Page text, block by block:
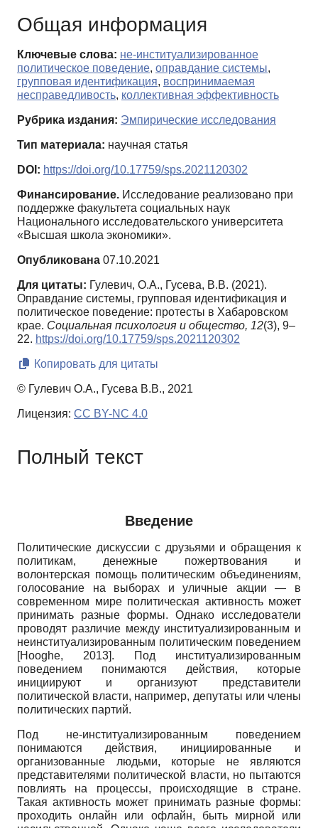
Общая информация
Ключевые слова: не-институализированное
политическое поведение, оправдание системы,
групповая идентификация, воспринимаемая
несправедливость, коллективная эффективность
Рубрика издания: Эмпирические исследования
Тип материала: научная статья
DOI: https://doi.org/10.17759/sps.2021120302
Финансирование. Исследование реализовано при
поддержке факультета социальных наук
Национального исследовательского университета
«Высшая школа экономики».
Опубликована 07.10.2021
Для цитаты: Гулевич, О.А., Гусева, В.В. (2021).
Оправдание системы, групповая идентификация и
политическое поведение: протесты в Хабаровском
крае. Социальная психология и общество, 12(3), 9–
22. https://doi.org/10.17759/sps.2021120302
Копировать для цитаты
© Гулевич О.А., Гусева В.В., 2021
Лицензия: CC BY-NC 4.0
Полный текст
Введение
Политические дискуссии с друзьями и обращения к
политикам, денежные пожертвования и
волонтерская помощь политическим объединениям,
голосование на выборах и уличные акции — в
современном мире политическая активность может
принимать разные формы. Однако исследователи
проводят различие между институализированным и
неинституализированным политическим поведением
[Hooghe, 2013]. Под институализированным
поведением понимаются действия, которые
инициируют и организуют представители
политической власти, например, депутаты или члены
политических партий.
Под не-институализированным поведением
понимаются действия, инициированные и
организованные людьми, которые не являются
представителями политической власти, но пытаются
повлиять на процессы, происходящие в стране.
Такая активность может принимать разные формы:
проходить онлайн или офлайн, быть мирной или